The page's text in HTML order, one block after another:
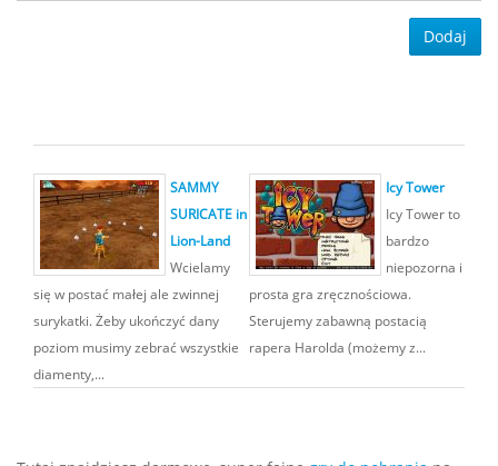
Dodaj
SAMMY
SURICATE in
Lion-Land
Wcielamy
się w postać małej ale zwinnej
surykatki. Żeby ukończyć dany
poziom musimy zebrać wszystkie
diamenty,...
Icy Tower
Icy Tower to
bardzo
niepozorna i
prosta gra zręcznościowa.
Sterujemy zabawną postacią
rapera Harolda (możemy z...